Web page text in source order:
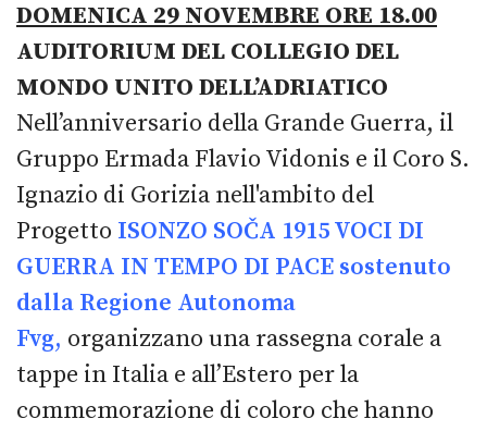
DOMENICA 29 NOVEMBRE ORE 18.00
AUDITORIUM DEL COLLEGIO DEL
MONDO UNITO DELL’ADRIATICO
Nell’anniversario della Grande Guerra, il
Gruppo Ermada Flavio Vidonis e il Coro S.
Ignazio di Gorizia nell'ambito del
Progetto ISONZO SOČA 1915 VOCI DI
GUERRA IN TEMPO DI PACE sostenuto
dalla Regione Autonoma
Fvg, organizzano una rassegna corale a
tappe in Italia e all’Estero per la
commemorazione di coloro che hanno